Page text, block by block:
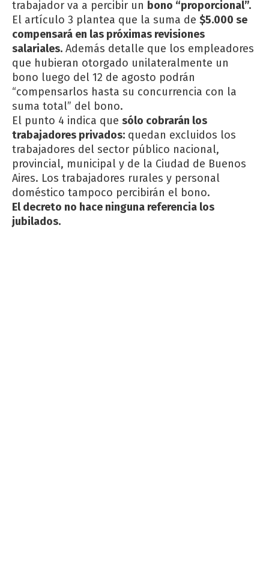
trabajador va a percibir un bono “proporcional”.
El artículo 3 plantea que la suma de $5.000 se
compensará en las próximas revisiones
salariales. Además detalle que los empleadores
que hubieran otorgado unilateralmente un
bono luego del 12 de agosto podrán
“compensarlos hasta su concurrencia con la
suma total” del bono.
El punto 4 indica que sólo cobrarán los
trabajadores privados: quedan excluidos los
trabajadores del sector público nacional,
provincial, municipal y de la Ciudad de Buenos
Aires. Los trabajadores rurales y personal
doméstico tampoco percibirán el bono.
El decreto no hace ninguna referencia los
jubilados.